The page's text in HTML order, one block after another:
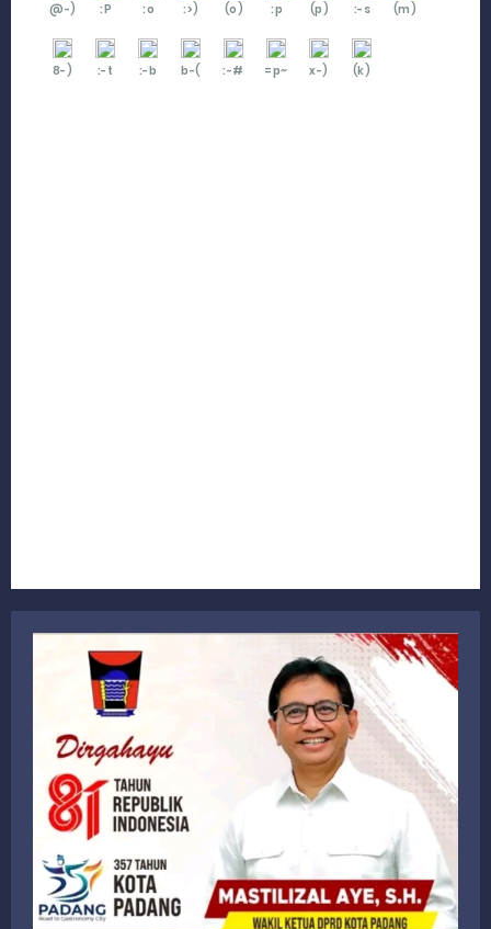
@-) :P :o :>) (o) :p (p) :-s (m)
8-) :-t :-b b-( :-# =p~ x-) (k)